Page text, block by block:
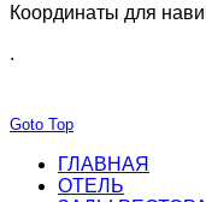
Координаты для
.
Goto Top
ГЛАВНАЯ
ОТЕЛЬ